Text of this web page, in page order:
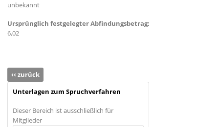
unbekannt
Ursprünglich festgelegter Abfindungsbetrag:
6,02
‹‹ zurück
Unterlagen zum Spruchverfahren
Dieser Bereich ist ausschließlich für
Mitglieder